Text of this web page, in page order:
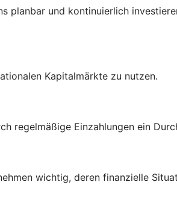
planbar und kontinuierlich
Kapitalmärkte zu nutzen.
regelmäßige Einzahlungen ein
wichtig, deren finanzielle